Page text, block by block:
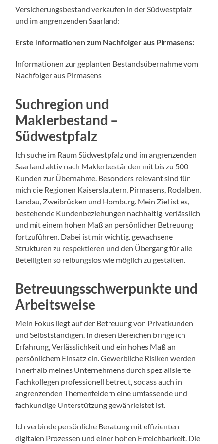
Versicherungsbestand verkaufen in der Südwestpfalz
und im angrenzenden Saarland:
Erste Informationen zum Nachfolger aus Pirmasens:
Informationen zur geplanten Bestandsübernahme vom
Nachfolger aus Pirmasens
Suchregion und
Maklerbestand –
Südwestpfalz
Ich suche im Raum Südwestpfalz und im angrenzenden
Saarland aktiv nach Maklerbeständen mit bis zu 500
Kunden zur Übernahme. Besonders relevant sind für
mich die Regionen Kaiserslautern, Pirmasens, Rodalben,
Landau, Zweibrücken und Homburg. Mein Ziel ist es,
bestehende Kundenbeziehungen nachhaltig, verlässlich
und mit einem hohen Maß an persönlicher Betreuung
fortzuführen. Dabei ist mir wichtig, gewachsene
Strukturen zu respektieren und den Übergang für alle
Beteiligten so reibungslos wie möglich zu gestalten.
Betreuungsschwerpunkte und
Arbeitsweise
Mein Fokus liegt auf der Betreuung von Privatkunden
und Selbstständigen. In diesen Bereichen bringe ich
Erfahrung, Verlässlichkeit und ein hohes Maß an
persönlichem Einsatz ein. Gewerbliche Risiken werden
innerhalb meines Unternehmens durch spezialisierte
Fachkollegen professionell betreut, sodass auch in
angrenzenden Themenfeldern eine umfassende und
fachkundige Unterstützung gewährleistet ist.
Ich verbinde persönliche Beratung mit effizienten
digitalen Prozessen und einer hohen Erreichbarkeit. Die